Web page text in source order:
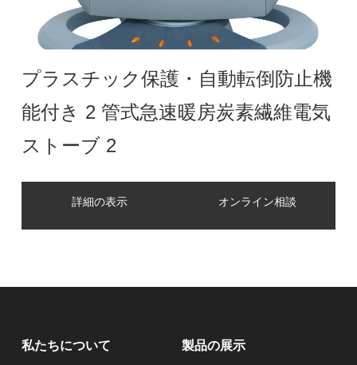
プラスチック保護・自動転倒防止機
能付き 2 管式急速暖房炭素繊維電気
ストーブ 2
詳細の表示 オンライン相談
私たちについて 製品の展示